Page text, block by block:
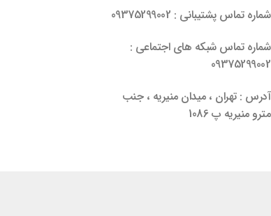
شماره تماس پشتیبانی : 09375299002
شماره تماس شبکه های اجتماعی :
09375299002
آدرس : تهران ، میدان منیریه ، جنب
مترو منیریه پ 1086